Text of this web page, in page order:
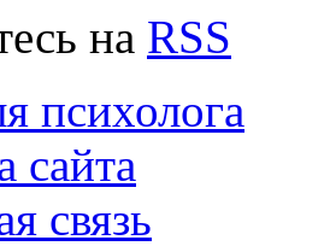
на RSS
психолога
сайта
связь